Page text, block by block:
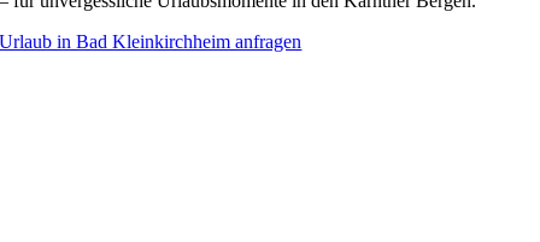
Urlaub in Bad Kleinkirchheim anfragen